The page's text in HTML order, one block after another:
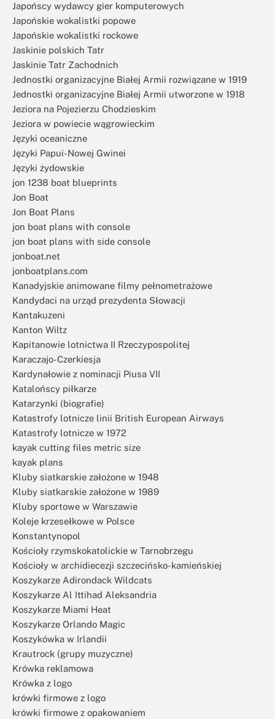
Japońscy wydawcy gier komputerowych
Japońskie wokalistki popowe
Japońskie wokalistki rockowe
Jaskinie polskich Tatr
Jaskinie Tatr Zachodnich
Jednostki organizacyjne Białej Armii rozwiązane w 1919
Jednostki organizacyjne Białej Armii utworzone w 1918
Jeziora na Pojezierzu Chodzieskim
Jeziora w powiecie wągrowieckim
Języki oceaniczne
Języki Papui-Nowej Gwinei
Języki żydowskie
jon 1238 boat blueprints
Jon Boat
Jon Boat Plans
jon boat plans with console
jon boat plans with side console
jonboat.net
jonboatplans.com
Kanadyjskie animowane filmy pełnometrażowe
Kandydaci na urząd prezydenta Słowacji
Kantakuzeni
Kanton Wiltz
Kapitanowie lotnictwa II Rzeczypospolitej
Karaczajo-Czerkiesja
Kardynałowie z nominacji Piusa VII
Katalońscy piłkarze
Katarzynki (biografie)
Katastrofy lotnicze linii British European Airways
Katastrofy lotnicze w 1972
kayak cutting files metric size
kayak plans
Kluby siatkarskie założone w 1948
Kluby siatkarskie założone w 1989
Kluby sportowe w Warszawie
Koleje krzesełkowe w Polsce
Konstantynopol
Kościoły rzymskokatolickie w Tarnobrzegu
Kościoły w archidiecezji szczecińsko-kamieńskiej
Koszykarze Adirondack Wildcats
Koszykarze Al Ittihad Aleksandria
Koszykarze Miami Heat
Koszykarze Orlando Magic
Koszykówka w Irlandii
Krautrock (grupy muzyczne)
Krówka reklamowa
Krówka z logo
krówki firmowe z logo
krówki firmowe z opakowaniem